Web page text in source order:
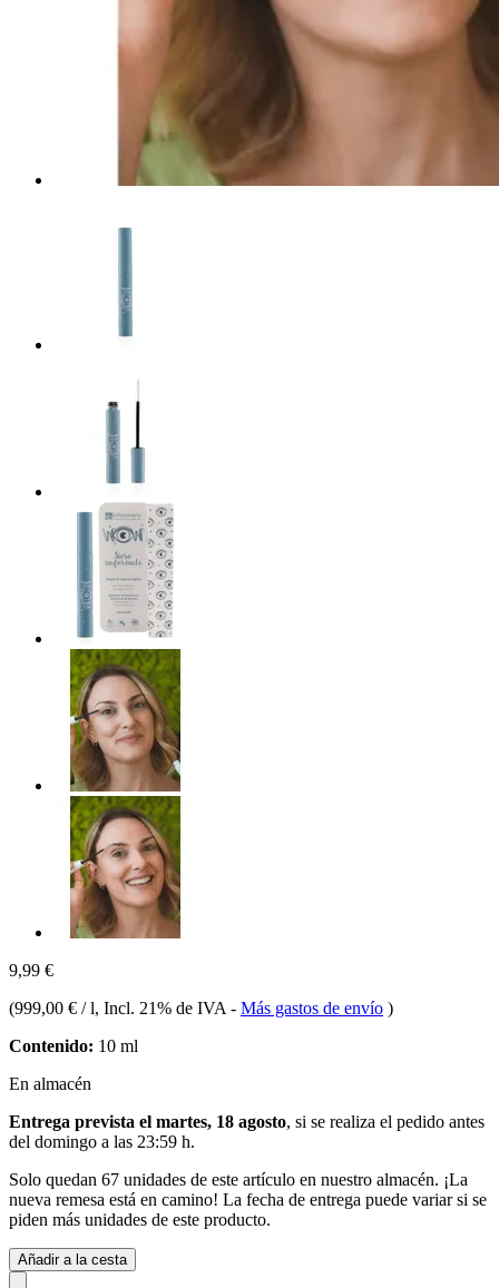
9,99 €
(999,00 € / l, Incl. 21% de IVA - Más gastos de envío )
Contenido: 10 ml
En almacén
Entrega prevista el martes, 18 agosto, si se realiza el pedido antes
del domingo a las 23:59 h.
Solo quedan 67 unidades de este artículo en nuestro almacén. ¡La
nueva remesa está en camino! La fecha de entrega puede variar si se
piden más unidades de este producto.
Añadir a la cesta